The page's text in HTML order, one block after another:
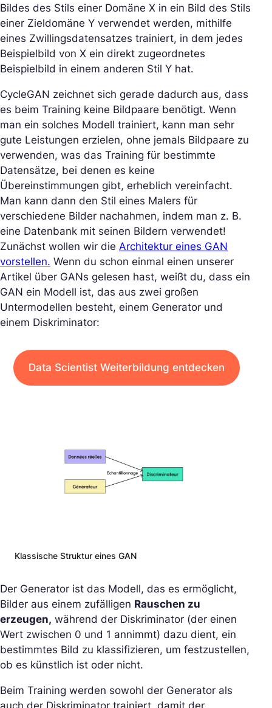
Bildes des Stils einer Domäne X in ein Bild des Stils
einer Zieldomäne Y verwendet werden, mithilfe
eines Zwillingsdatensatzes trainiert, in dem jedes
Beispielbild von X ein direkt zugeordnetes
Beispielbild in einem anderen Stil Y hat.
CycleGAN zeichnet sich gerade dadurch aus, dass
es beim Training keine Bildpaare benötigt. Wenn
man ein solches Modell trainiert, kann man sehr
gute Leistungen erzielen, ohne jemals Bildpaare zu
verwenden, was das Training für bestimmte
Datensätze, bei denen es keine
Übereinstimmungen gibt, erheblich vereinfacht.
Man kann dann den Stil eines Malers für
verschiedene Bilder nachahmen, indem man z. B.
eine Datenbank mit seinen Bildern verwendet!
Zunächst wollen wir die Architektur eines GAN
vorstellen. Wenn du schon einmal einen unserer
Artikel über GANs gelesen hast, weißt du, dass ein
GAN ein Modell ist, das aus zwei großen
Untermodellen besteht, einem Generator und
einem Diskriminator:
Data Scientist Weiterbildung entdecken
Klassische Struktur eines GAN
Der Generator ist das Modell, das es ermöglicht,
Bilder aus einem zufälligen Rauschen zu
erzeugen, während der Diskriminator (der einen
Wert zwischen 0 und 1 annimmt) dazu dient, ein
bestimmtes Bild zu klassifizieren, um festzustellen,
ob es künstlich ist oder nicht.
Beim Training werden sowohl der Generator als
auch der Diskriminator trainiert, damit der